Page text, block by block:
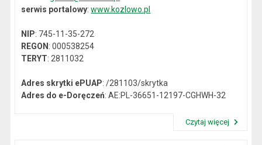
serwis portalowy:www.kozlowo.pl
NIP: 745-11-35-272
REGON: 000538254
TERYT: 2811032
Adres skrytki ePUAP: /281103/skrytka
Adres do e-Doręczeń: AE:PL-36651-12197-CGHWH-32
Czytaj więcej